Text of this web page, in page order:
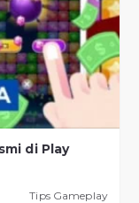
di Play
Tips Gameplay